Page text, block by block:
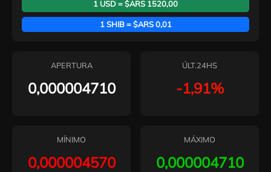
1 USD = $ARS 1520,00
1 SHIB = $ARS 0,01
APERTURA
0,000004710
ÚLT.24HS
-1,91%
MÍNIMO
0,000004570
MÁXIMO
0,000004710